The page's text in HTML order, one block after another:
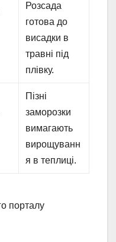
Розсада
готова до
висадки в
травні під
плівку.
Пізні
заморозки
вимагають
вирощуванн
я в теплиці.
порталу